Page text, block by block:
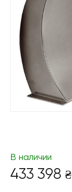
В наличии
433 398 ₴